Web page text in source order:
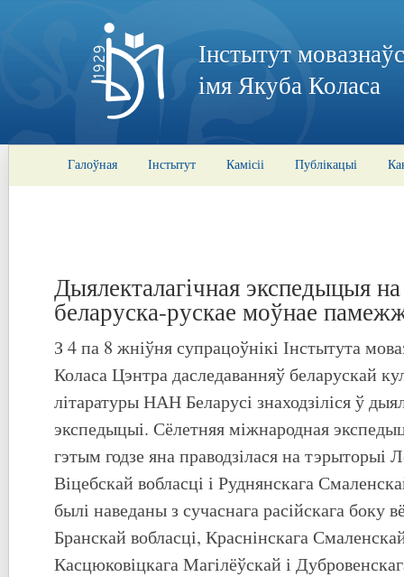
Інстытут
імя Якуба Коласа
Галоўная Інстытут Камісіі Публікацыі
Дыялекталагічная экспедыцыя
беларуска-рускае моўнае
З 4 па 8 жніўня супрацоўнікі Інстытута
Коласа Цэнтра даследаванняў беларускай
літаратуры НАН Беларусі знаходзіліся ў
экспедыцыі. Сёлетняя міжнародная
гэтым годзе яна праводзілася на тэрыторыі
Віцебскай вобласці і Руднянскага
былі наведаны з сучаснага расійскага боку
Бранскай вобласці, Краснінскага
Касцюковіцкага Магілёўскай і